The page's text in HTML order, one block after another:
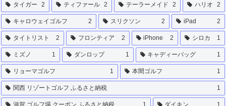
タイガー 2 ティファール 2 テーラーメイド 2 ハリオ 2
キャロウェイゴルフ 2 スリクソン 2 iPad 2
タイトリスト 2 フロンティア 2 iPhone 2 シロカ 1
ミズノ 1 ダンロップ 1 キャディーバッグ 1
リョーマゴルフ 1 本間ゴルフ 1
関西 リゾートゴルフ ふるさと納税 1
滋賀 ゴルフ場 クーポン ふるさと納税 1 ダイキン 1